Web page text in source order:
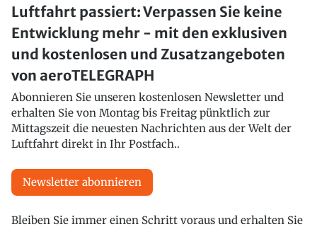
Luftfahrt passiert: Verpassen Sie keine
Entwicklung mehr - mit den exklusiven
und kostenlosen und Zusatzangeboten
von aeroTELEGRAPH
Abonnieren Sie unseren kostenlosen Newsletter und
erhalten Sie von Montag bis Freitag pünktlich zur
Mittagszeit die neuesten Nachrichten aus der Welt der
Luftfahrt direkt in Ihr Postfach..
Newsletter abonnieren
Bleiben Sie immer einen Schritt voraus und erhalten Sie